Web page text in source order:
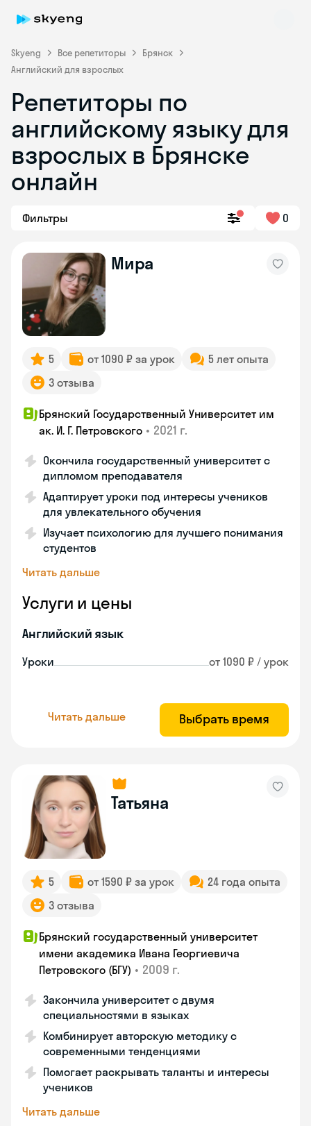
Skyeng Все репетиторы
Брянск
Английский для взрослых
Репетиторы по
английскому языку для
взрослых в Брянске
онлайн
Фильтры 0
Мира
5 от 1090 ₽ за урок
5 лет опыта
3 отзыва
Брянский Государственный Университет им
ак. И. Г. Петровского • 2021 г.
Окончила государственный университет с
дипломом преподавателя
Адаптирует уроки под интересы учеников
для увлекательного обучения
Изучает психологию для лучшего понимания
студентов
Читать дальше
Услуги и цены
Английский язык
Уроки от 1090 ₽ / урок
Читать дальше Выбрать время
Татьяна
5 от 1590 ₽ за урок
24 года опыта
3 отзыва
Брянский государственный университет
имени академика Ивана Георгиевича
Петровского (БГУ) • 2009 г.
Закончила университет с двумя
специальностями в языках
Комбинирует авторскую методику с
современными тенденциями
Помогает раскрывать таланты и интересы
учеников
Читать дальше
Skyeng Chat